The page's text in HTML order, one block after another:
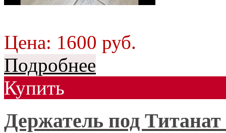
Цена: 1600 руб.
Подробнее
Купить
Держатель под